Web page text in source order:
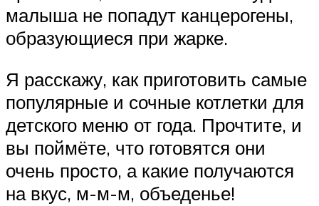
малыша не попадут канцерогены,
образующиеся при жарке.
Я расскажу, как приготовить самые
популярные и сочные котлетки для
детского меню от года. Прочтите, и
вы поймёте, что готовятся они
очень просто, а какие получаются
на вкус, м-м-м, объеденье!